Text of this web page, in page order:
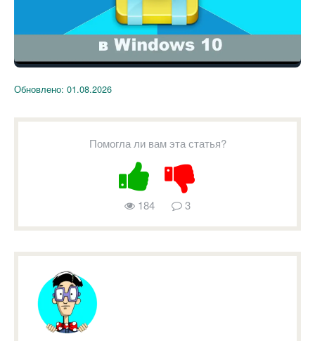
Обновлено: 01.08.2026
Помогла ли вам эта статья?
184 3